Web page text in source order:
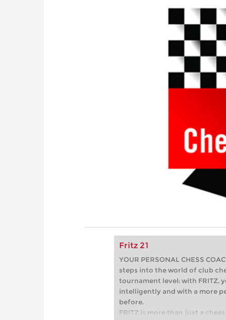
Fritz 21
YOUR PERSONAL CHESS
steps into the world of club
tournament level: with FRITZ,
intelligently and with a more
before.
FRITZ is more than just a